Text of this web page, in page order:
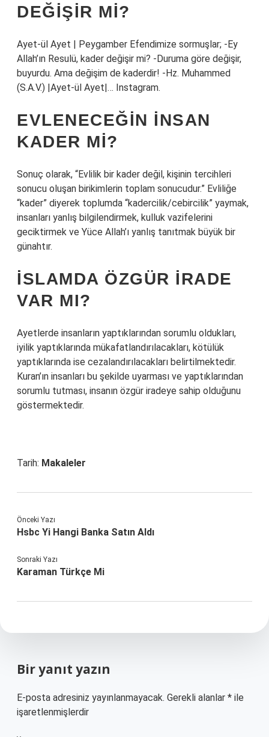
DEĞIŞIR MI?
Ayet-ül Ayet | Peygamber Efendimize sormuşlar; -Ey
Allah’ın Resulü, kader değişir mi? -Duruma göre değişir,
buyurdu. Ama değişim de kaderdir! -Hz. Muhammed
(S.A.V.) |Ayet-ül Ayet|… Instagram.
EVLENECEĞIN INSAN
KADER MI?
Sonuç olarak, “Evlilik bir kader değil, kişinin tercihleri ​​
sonucu oluşan birikimlerin toplam sonucudur.” Evliliğe
“kader” diyerek toplumda “kadercilik/cebircilik” yaymak,
insanları yanlış bilgilendirmek, kulluk vazifelerini
geciktirmek ve Yüce Allah’ı yanlış tanıtmak büyük bir
günahtır.
İSLAMDA ÖZGÜR IRADE
VAR MI?
Ayetlerde insanların yaptıklarından sorumlu oldukları,
iyilik yaptıklarında mükafatlandırılacakları, kötülük
yaptıklarında ise cezalandırılacakları belirtilmektedir.
Kuran’ın insanları bu şekilde uyarması ve yaptıklarından
sorumlu tutması, insanın özgür iradeye sahip olduğunu
göstermektedir.
Tarih: Makaleler
Önceki Yazı
Hsbc Yi Hangi Banka Satın Aldı
Sonraki Yazı
Karaman Türkçe Mi
Bir yanıt yazın
E-posta adresiniz yayınlanmayacak. Gerekli alanlar * ile
işaretlenmişlerdir